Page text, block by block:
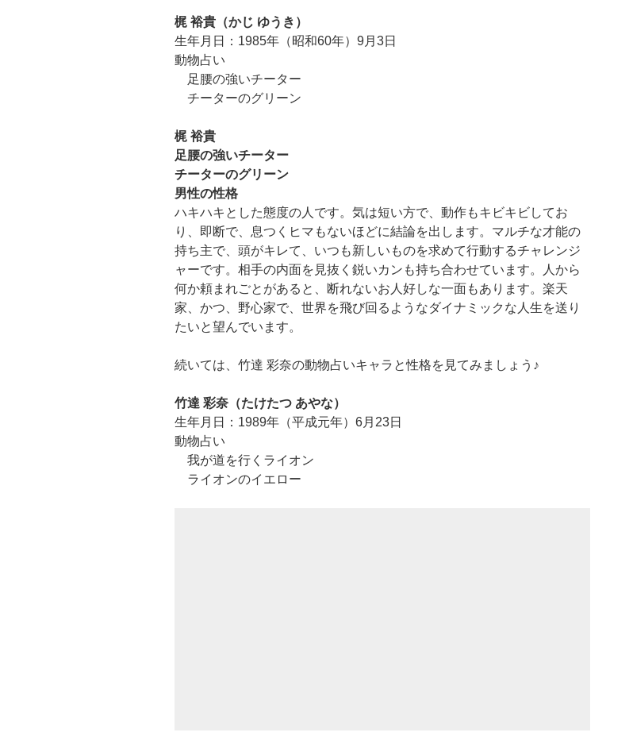
梶 裕貴（かじ ゆうき）
生年月日：1985年（昭和60年）9月3日
動物占い
足腰の強いチーター
チーターのグリーン
梶 裕貴
足腰の強いチーター
チーターのグリーン
男性の性格
ハキハキとした態度の人です。気は短い方で、動作もキビキビしてお
り、即断で、息つくヒマもないほどに結論を出します。マルチな才能の
持ち主で、頭がキレて、いつも新しいものを求めて行動するチャレンジ
ャーです。相手の内面を見抜く鋭いカンも持ち合わせています。人から
何か頼まれごとがあると、断れないお人好しな一面もあります。楽天
家、かつ、野心家で、世界を飛び回るようなダイナミックな人生を送り
たいと望んでいます。
続いては、竹達 彩奈の動物占いキャラと性格を見てみましょう♪
竹達 彩奈（たけたつ あやな）
生年月日：1989年（平成元年）6月23日
動物占い
我が道を行くライオン
ライオンのイエロー